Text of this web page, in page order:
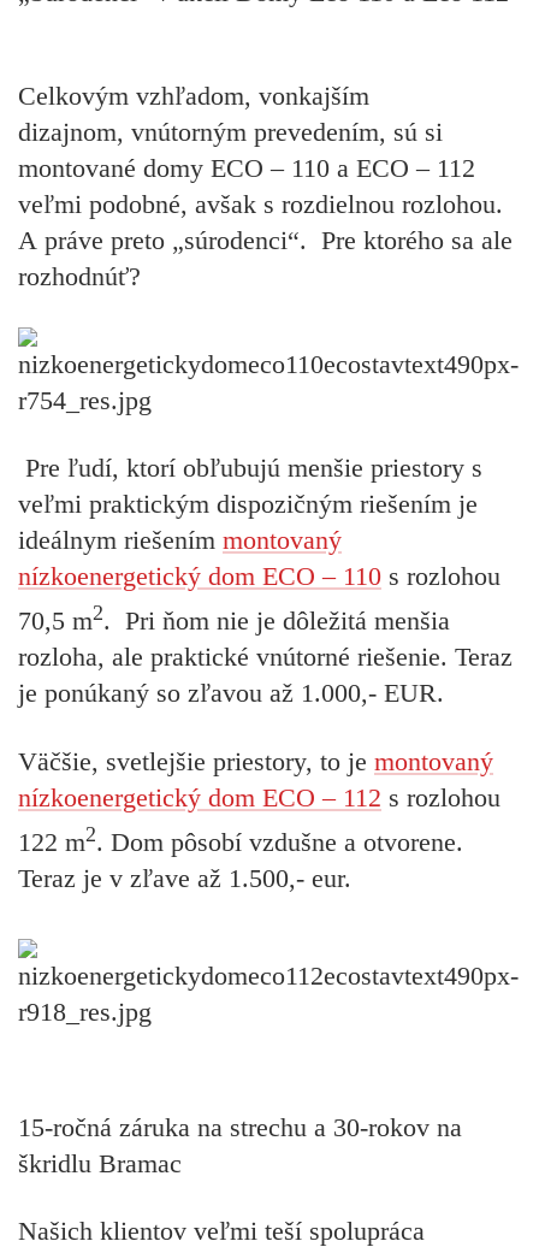
Celkovým vzhľadom, vonkajším
dizajnom, vnútorným prevedením, sú si
montované domy ECO – 110 a ECO – 112
veľmi podobné, avšak s rozdielnou rozlohou.
A práve preto „súrodenci“. Pre ktorého sa ale
rozhodnúť?
Pre ľudí, ktorí obľubujú menšie priestory s
veľmi praktickým dispozičným riešením je
ideálnym riešením montovaný
nízkoenergetický dom ECO – 110 s rozlohou
70,5 m2. Pri ňom nie je dôležitá menšia
rozloha, ale praktické vnútorné riešenie. Teraz
je ponúkaný so zľavou až 1.000,- EUR.
Väčšie, svetlejšie priestory, to je montovaný
nízkoenergetický dom ECO – 112 s rozlohou
122 m2. Dom pôsobí vzdušne a otvorene.
Teraz je v zľave až 1.500,- eur.
15-ročná záruka na strechu a 30-rokov na
škridlu Bramac
Našich klientov veľmi teší spolupráca